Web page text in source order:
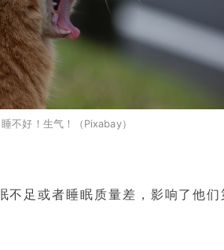
睡不好！生气！（Pixabay）
不足或者睡眠质量差，影响了他